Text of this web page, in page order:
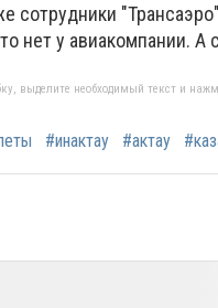
сотрудники
нет у авиакомпании.
выделите необходимый текст и
#инактау #актау